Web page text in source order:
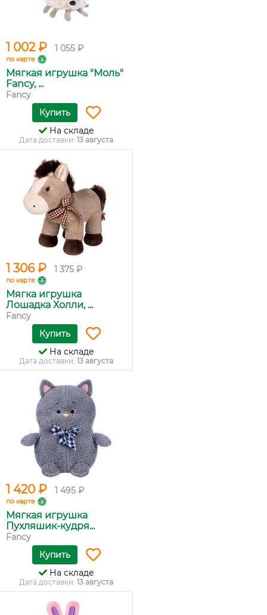
1 002 ₽ 1 055 ₽
по карте
Мягкая игрушка "Моль"
Fancy, ...
Fancy
Купить
На складе
Дата доставки: 13 августа
1 306 ₽ 1 375 ₽
по карте
Мягка игрушка
Лошадка Холли, ...
Fancy
Купить
На складе
Дата доставки: 13 августа
1 420 ₽ 1 495 ₽
по карте
Мягкая игрушка
Пухляшик-кудря...
Fancy
Купить
На складе
Дата доставки: 13 августа